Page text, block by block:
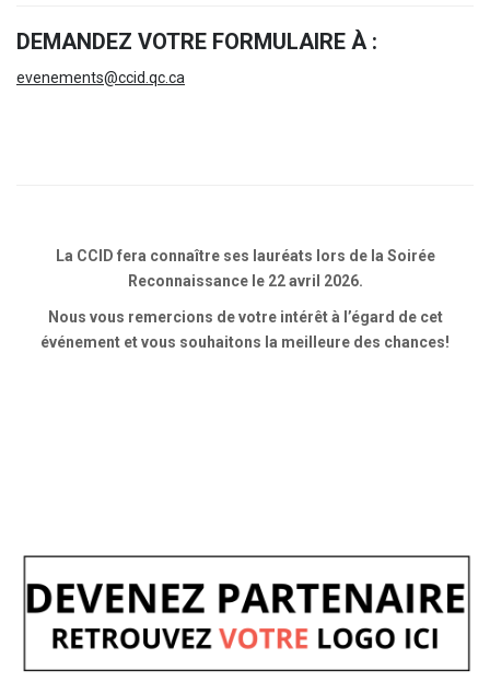
DEMANDEZ VOTRE FORMULAIRE À :
evenements@ccid.qc.ca
La CCID fera connaître ses lauréats lors de la Soirée
Reconnaissance le 22 avril 2026.
Nous vous remercions de votre intérêt à l’égard de cet
événement et vous souhaitons la meilleure des chances!